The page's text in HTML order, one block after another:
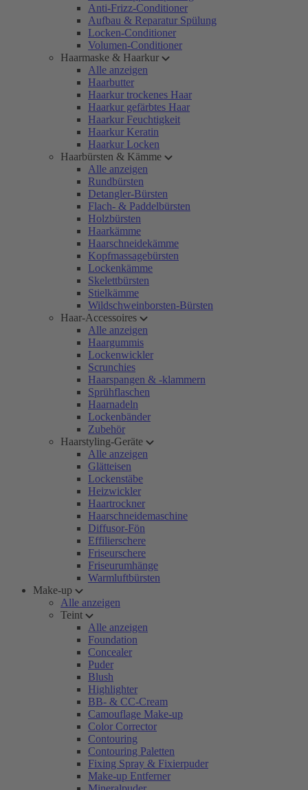
Anti-Frizz-Conditioner
Aufbau & Reparatur Spülung
Locken-Conditioner
Volumen-Conditioner
Haarmaske & Haarkur
Alle anzeigen
Haarbutter
Haarkur trockenes Haar
Haarkur gefärbtes Haar
Haarkur Feuchtigkeit
Haarkur Keratin
Haarkur Locken
Haarbürsten & Kämme
Alle anzeigen
Rundbürsten
Detangler-Bürsten
Flach- & Paddelbürsten
Holzbürsten
Haarkämme
Haarschneidekämme
Kopfmassagebürsten
Lockenkämme
Skelettbürsten
Stielkämme
Wildschweinborsten-Bürsten
Haar-Accessoires
Alle anzeigen
Haargummis
Lockenwickler
Scrunchies
Haarspangen & -klammern
Sprühflaschen
Haarnadeln
Lockenbänder
Zubehör
Haarstyling-Geräte
Alle anzeigen
Glätteisen
Lockenstäbe
Heizwickler
Haartrockner
Haarschneidemaschine
Diffusor-Fön
Effilierschere
Friseurschere
Friseurumhänge
Warmluftbürsten
Make-up
Alle anzeigen
Teint
Alle anzeigen
Foundation
Concealer
Puder
Blush
Highlighter
BB- & CC-Cream
Camouflage Make-up
Color Corrector
Contouring
Contouring Paletten
Fixing Spray & Fixierpuder
Make-up Entferner